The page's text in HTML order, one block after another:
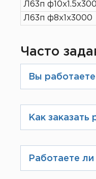
Л63п
Л63п ф8х1х3000
Часто
Вы
который
Как заказать
Работаете